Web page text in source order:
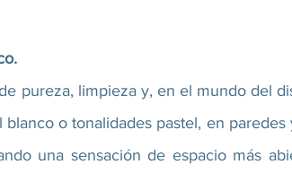
pureza, limpieza y, en el mundo del
o tonalidades pastel, en
una sensación de espacio más